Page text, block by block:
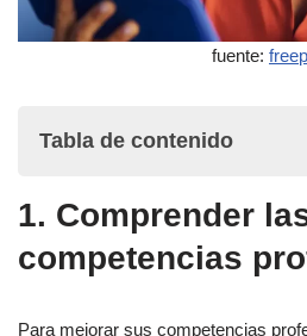
fuente:
Tabla de contenido
1. Comprender las competencias
2. Importancia de las
Mejora tu empleabilidad
1. Comprender
competencias
Para mejorar sus competencias